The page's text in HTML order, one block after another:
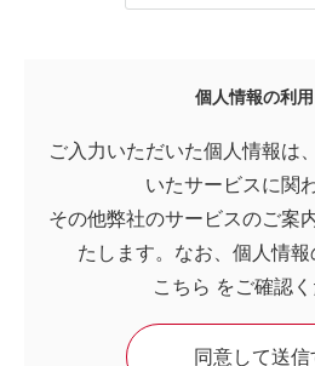
個人情報の利
ご入力いただいた個人情報は
いたサービスに関
その他弊社のサービスのご案
たします。なお、個人情
こちら をご確認く